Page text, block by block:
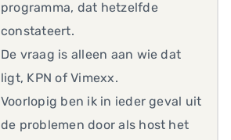
programma, dat hetzelfde
constateert.
De vraag is alleen aan wie dat
ligt, KPN of Vimexx.
Voorlopig ben ik in ieder geval uit
de problemen door als host het